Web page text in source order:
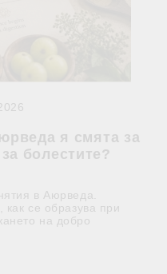
я смята за
болестите?
в Аюрведа.
как се образува при
на добро